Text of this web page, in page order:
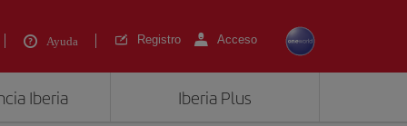
Ayuda Registro Acceso
Iberia Iberia Plus